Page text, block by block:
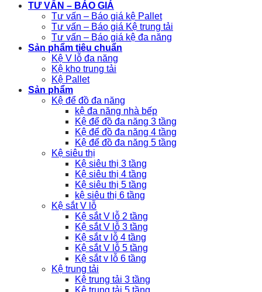
TƯ VẤN – BÁO GIÁ
Tư vấn – Báo giá kệ Pallet
Tư vấn – Báo giá Kệ trung tải
Tư vấn – Báo giá kệ đa năng
Sản phẩm tiêu chuẩn
Kệ V lỗ đa năng
Kệ kho trung tải
Kệ Pallet
Sản phẩm
Kệ để đồ đa năng
kệ đa năng nhà bếp
Kệ để đồ đa năng 3 tầng
Kệ để đồ đa năng 4 tầng
Kệ để đồ đa năng 5 tầng
Kệ siêu thị
Kệ siêu thị 3 tầng
Kệ siêu thị 4 tầng
Kệ siêu thị 5 tầng
kệ siêu thị 6 tầng
Kệ sắt V lỗ
Kệ sắt V lỗ 2 tầng
Kệ sắt V lỗ 3 tầng
Kệ sắt v lỗ 4 tầng
Kệ sắt V lỗ 5 tầng
Kệ sắt v lỗ 6 tầng
Kệ trung tải
Kệ trung tải 3 tầng